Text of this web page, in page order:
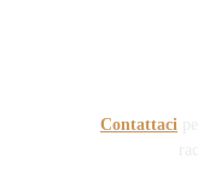
Contattaci